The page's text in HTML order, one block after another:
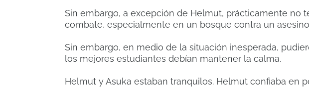
Sin embargo, a excepción de Helmut, prácticamente no
combate, especialmente en un bosque contra un
Sin embargo, en medio de la situación inesperada,
los mejores estudiantes debían mantener la calma.
Helmut y Asuka estaban tranquilos. Helmut confiaba en